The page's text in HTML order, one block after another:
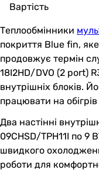
Вартість
Теплообмінники
покриття Blue fin, яке
продовжує термін
18I2HD/DVO (2 port)
внутрішніх блоків.
працювати на
Два настінні
09CHSD/TPH11I по 9
швидкого
роботи для